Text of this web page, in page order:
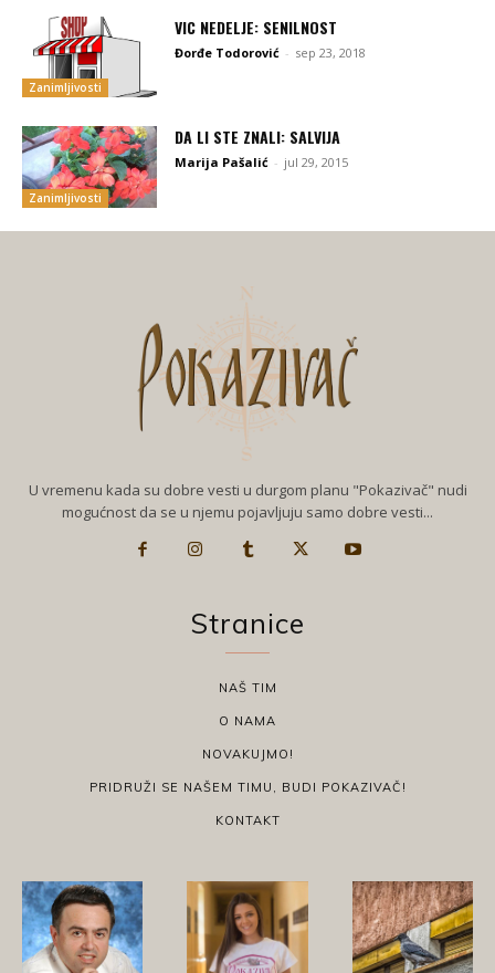
Zanimljivosti
VIC NEDELJE: SENILNOST
Đorđe Todorović - sep 23, 2018
Zanimljivosti
DA LI STE ZNALI: SALVIJA
Marija Pašalić - jul 29, 2015
U vremenu kada su dobre vesti u durgom planu "Pokazivač" nudi
mogućnost da se u njemu pojavljuju samo dobre vesti...
Stranice
NAŠ TIM
O NAMA
NOVAKUJMO!
PRIDRUŽI SE NAŠEM TIMU, BUDI POKAZIVAČ!
KONTAKT